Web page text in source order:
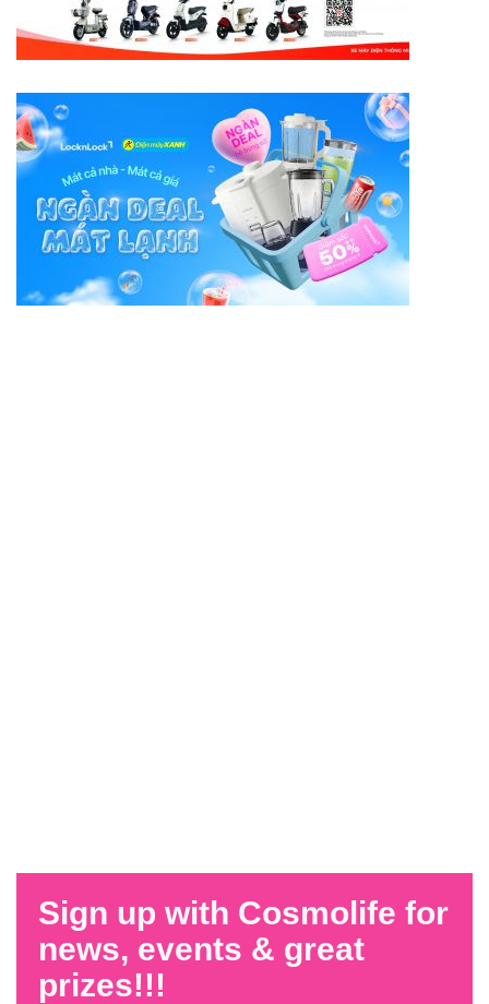
Sign up with Cosmolife for
news, events & great
prizes!!!